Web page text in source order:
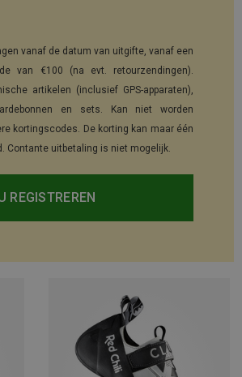
vanaf de datum van uitgifte, vanaf een
van €100 (na evt. retourzendingen).
artikelen (inclusief GPS-apparaten),
en sets. Kan niet worden
kortingscodes. De korting kan maar één
Contante uitbetaling is niet mogelijk.
REGISTREREN